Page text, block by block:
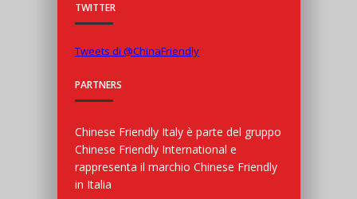
TWITTER
Tweets di @ChinaFriendly
PARTNERS
Chinese Friendly Italy è parte del gruppo
Chinese Friendly International e
rappresenta il marchio Chinese Friendly
in Italia